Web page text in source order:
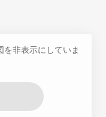
非表示にしていま